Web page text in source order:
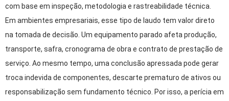
com base em inspeção, metodologia e rastreabilidade técnica.
Em ambientes empresariais, esse tipo de laudo tem valor direto
na tomada de decisão. Um equipamento parado afeta produção,
transporte, safra, cronograma de obra e contrato de prestação de
serviço. Ao mesmo tempo, uma conclusão apressada pode gerar
troca indevida de componentes, descarte prematuro de ativos ou
responsabilização sem fundamento técnico. Por isso, a perícia em